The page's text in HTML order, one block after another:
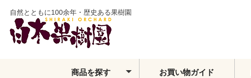
自然とともに100余年・歴史ある果樹園
商品を探す お買い物ガイド